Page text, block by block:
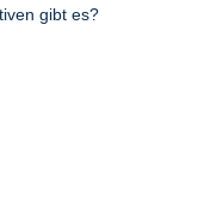
gibt es?